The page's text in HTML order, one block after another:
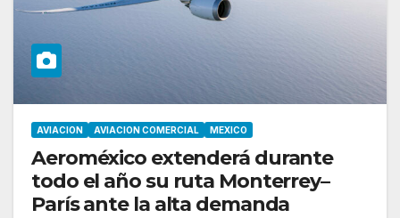
AVIACION AVIACION COMERCIAL MEXICO
Aeroméxico extenderá durante
todo el año su ruta Monterrey–
París ante la alta demanda